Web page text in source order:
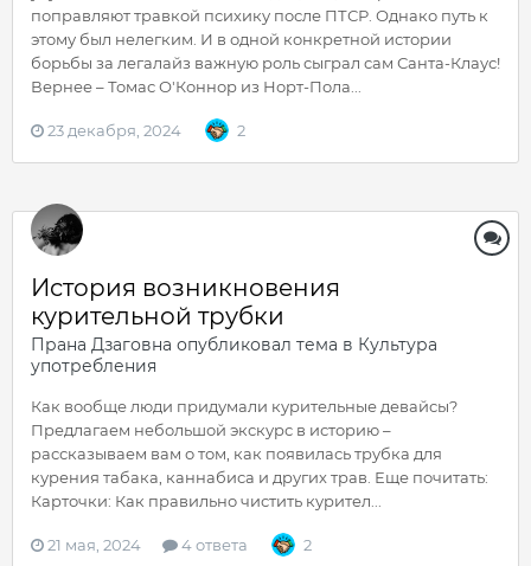
поправляют травкой психику после ПТСР. Однако путь к
этому был нелегким. И в одной конкретной истории
борьбы за легалайз важную роль сыграл сам Санта-Клаус!
Вернее – Томас О'Коннор из Норт-Пола...
23 декабря, 2024 2
История возникновения
курительной трубки
Прана Дзаговна опубликовал тема в Культура
употребления
Как вообще люди придумали курительные девайсы?
Предлагаем небольшой экскурс в историю –
рассказываем вам о том, как появилась трубка для
курения табака, каннабиса и других трав. Еще почитать:
Карточки: Как правильно чистить курител...
21 мая, 2024 4 ответа 2